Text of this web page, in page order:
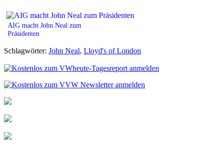
AIG macht John Neal zum
Präsidenten
Schlagwörter: John Neal, Lloyd's of London